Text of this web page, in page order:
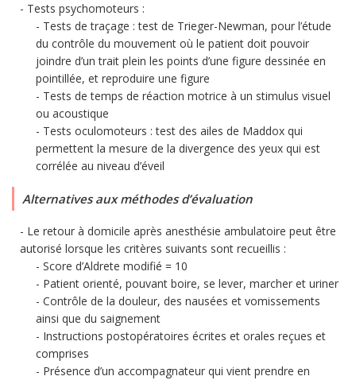
Tests psychomoteurs :
Tests de traçage : test de Trieger-Newman, pour l’étude
du contrôle du mouvement où le patient doit pouvoir
joindre d’un trait plein les points d’une figure dessinée en
pointillée, et reproduire une figure
Tests de temps de réaction motrice à un stimulus visuel
ou acoustique
Tests oculomoteurs : test des ailes de Maddox qui
permettent la mesure de la divergence des yeux qui est
corrélée au niveau d’éveil
Alternatives aux méthodes d’évaluation
Le retour à domicile après anesthésie ambulatoire peut être
autorisé lorsque les critères suivants sont recueillis :
Score d’Aldrete modifié = 10
Patient orienté, pouvant boire, se lever, marcher et uriner
Contrôle de la douleur, des nausées et vomissements
ainsi que du saignement
Instructions postopératoires écrites et orales reçues et
comprises
Présence d’un accompagnateur qui vient prendre en